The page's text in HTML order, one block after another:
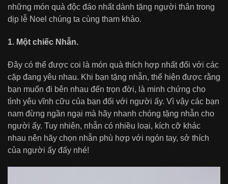
những món quà độc đáo nhất dành tặng người thân trong
dịp lễ Noel chúng ta cùng tham khảo.
1. Một chiếc Nhẫn.
Đây có thể được coi là món quà thích hợp nhất đối với các
cặp đang yêu nhau. Khi bạn tặng nhẫn, thể hiện được rằng
bạn muốn đi bên nhau đến trọn đời, là minh chứng cho
tình yêu vĩnh cữu của bạn đối với người ấy. Vì vậy các bạn
nam đừng ngần ngại mà hãy nhanh chóng tặng nhẫn cho
người ấy. Tuy nhiên, nhẫn có nhiều loại, kích cỡ khác
nhau nên hãy chọn nhẫn phù hợp với ngón tay, sở thích
của người ấy đấy nhé!